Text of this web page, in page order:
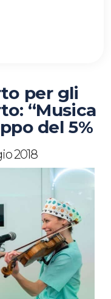
per gli
“Musica
del 5%
2018